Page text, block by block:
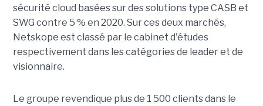
sécurité cloud basées sur des solutions type CASB et
SWG contre 5 % en 2020. Sur ces deux marchés,
Netskope est classé par le cabinet d'études
respectivement dans les catégories de leader et de
visionnaire.
Le groupe revendique plus de 1 500 clients dans le